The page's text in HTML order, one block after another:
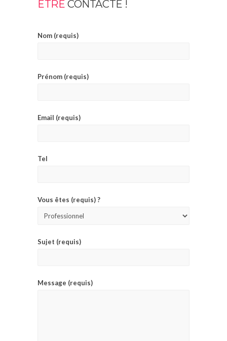
ÊTRE CONTACTÉ !
Nom (requis)
Prénom (requis)
Email (requis)
Tel
Vous êtes (requis) ?
Sujet (requis)
Message (requis)